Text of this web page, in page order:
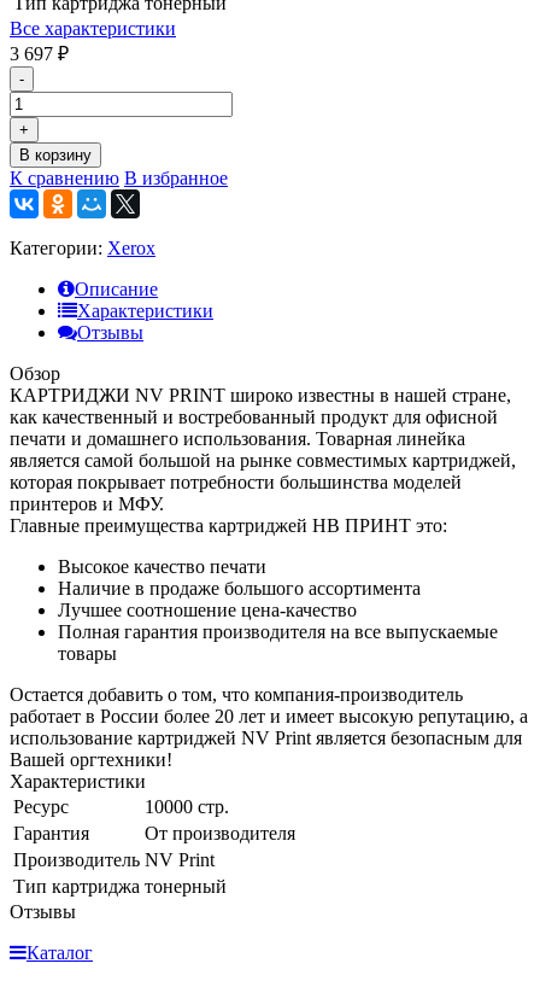
Все характеристики
3 697 ₽
-
+
В корзину
К сравнению В избранное
Категории: Xerox
Описание
Характеристики
Отзывы
Обзор
КАРТРИДЖИ NV PRINT широко известны в нашей стране,
как качественный и востребованный продукт для офисной
печати и домашнего использования. Товарная линейка
является самой большой на рынке совместимых картриджей,
которая покрывает потребности большинства моделей
принтеров и МФУ.
Главные преимущества картриджей НВ ПРИНТ это:
Высокое качество печати
Наличие в продаже большого ассортимента
Лучшее соотношение цена-качество
Полная гарантия производителя на все выпускаемые
товары
Остается добавить о том, что компания-производитель
работает в России более 20 лет и имеет высокую репутацию, а
использование картриджей NV Print является безопасным для
Вашей оргтехники!
Характеристики
Ресурс
10000 стр.
Гарантия
От производителя
Производитель NV Print
Тип картриджа тонерный
Отзывы
Каталог